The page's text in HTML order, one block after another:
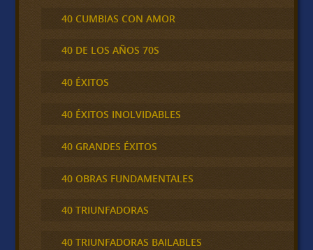
40 CUMBIAS CON AMOR
40 DE LOS AÑOS 70S
40 ÉXITOS
40 ÉXITOS INOLVIDABLES
40 GRANDES ÉXITOS
40 OBRAS FUNDAMENTALES
40 TRIUNFADORAS
40 TRIUNFADORAS BAILABLES